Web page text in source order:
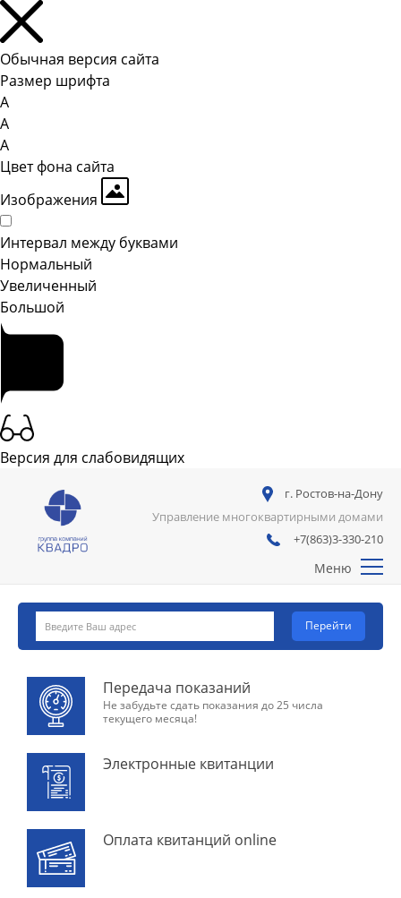
Обычная версия сайта
Размер шрифта
A
A
A
Цвет фона сайта
Изображения
Интервал между буквами
Hормальный
Увеличенный
Большой
Версия для слабовидящих
г. Ростов-на-Дону
Управление многоквартирными домами
+7(863)3-330-210
Меню
Вакансии
Перейти
Передача показаний
Не забудьте сдать показания до 25 числа
текущего месяца!
Электронные квитанции
Оплата квитанций online